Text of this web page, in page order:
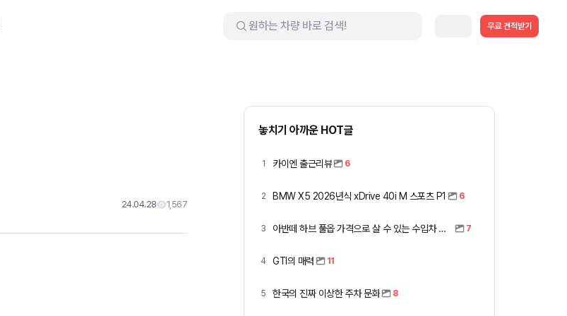
무료 견적받기
24.04.28 1,567
놓치기 아까운 HOT글
1 카이엔 출근리뷰 6
2 BMW X5 2026년식 xDrive 40i M 스포츠 P1 6
3 아반떼 하브 풀옵 가격으로 살 수 있는 수입차 모아봤습니다 (중고 포함) 7
4 GTI의 매력 11
5 한국의 진짜 이상한 주차 문화 8